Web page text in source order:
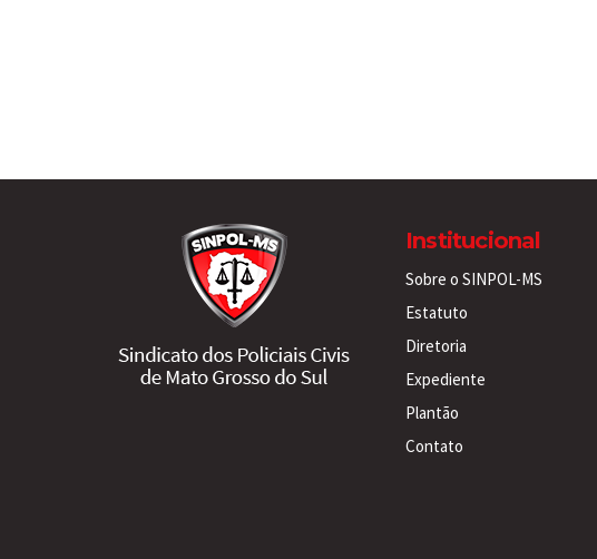
Institucional
Sobre o SINPOL-MS
Estatuto
Diretoria
Expediente
Plantão
Contato